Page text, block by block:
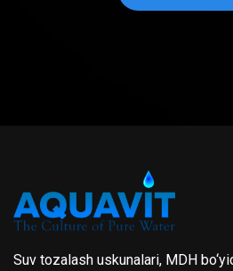
Suv tozalash uskunalari, MDH